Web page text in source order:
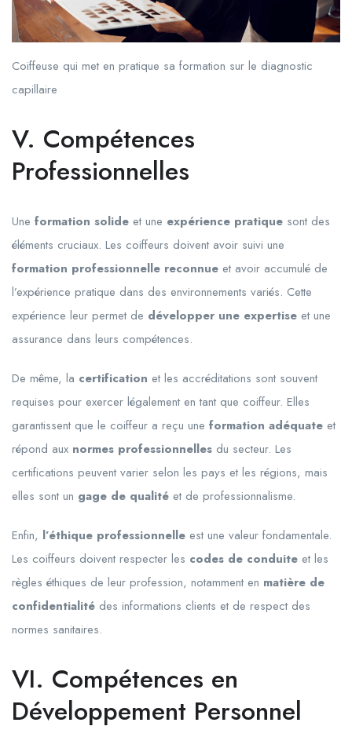
Coiffeuse qui met en pratique sa formation sur le diagnostic
capillaire
V. Compétences
Professionnelles
Une formation solide et une expérience pratique sont des
éléments cruciaux. Les coiffeurs doivent avoir suivi une
formation professionnelle reconnue et avoir accumulé de
l’expérience pratique dans des environnements variés. Cette
expérience leur permet de développer une expertise et une
assurance dans leurs compétences.
De même, la certification et les accréditations sont souvent
requises pour exercer légalement en tant que coiffeur. Elles
garantissent que le coiffeur a reçu une formation adéquate et
répond aux normes professionnelles du secteur. Les
certifications peuvent varier selon les pays et les régions, mais
elles sont un gage de qualité et de professionnalisme.
Enfin, l’éthique professionnelle est une valeur fondamentale.
Les coiffeurs doivent respecter les codes de conduite et les
règles éthiques de leur profession, notamment en matière de
confidentialité des informations clients et de respect des
normes sanitaires.
VI. Compétences en
Développement Personnel